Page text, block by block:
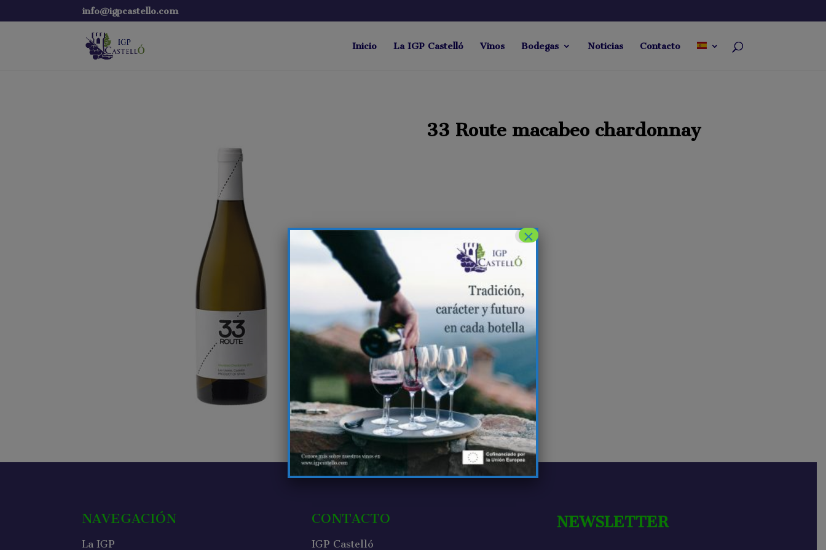
info@igpcastello.com
Inicio La IGP Castelló Vinos Bodegas Noticias Contacto
33 Route macabeo chardonnay
NAVEGACIÓN
La IGP
CONTACTO
IGP Castelló
NEWSLETTER
×